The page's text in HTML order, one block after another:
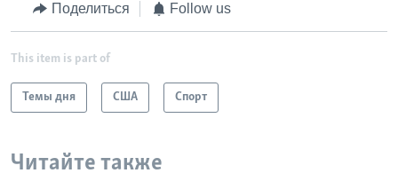
Поделиться Follow us
This item is part of
Темы дня США Спорт
Читайте также